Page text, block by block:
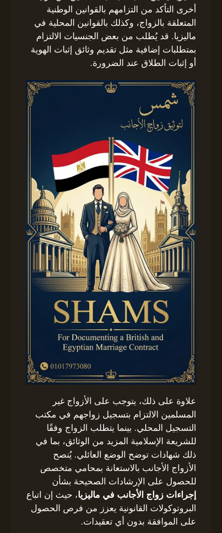
أخرى التأكد من التزامهم بالقوانين الوطنية
المتعلقة بالزواج، وكذلك بالقوانين المحلية في
ماليزيا. قد يُطلب من بعض الجنسيات الالتزام
بمتطلبات إضافية مثل تقديم وثائق إثبات الهوية
أو إثبات الطلاق عند الضرورة.
علاوة على ذلك، يتوجب على الأزواج غير
المسلمين الالتزام بتسجيل زواجهم في مكتب
التسجيل المحلي. بينما يتطلب الزواج وفقًا
للشريعة الإسلامية المزيد من الوثائق، بما في
ذلك شهادات توضح الوضع العائلي. يُنصح
الأزواج الأجانب بالاستعانة بمحامي متخصص
للحصول على الإرشادات الصحيحة بشأن
إجراءات زواج الأجانب في ماليزيا، حيث إن اتباع
البروتوكولات القانونية يعزز من فرص الحصول
على الموافقة بدون أي تعقيدات.